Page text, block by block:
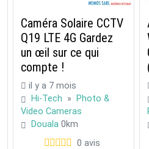
Caméra Solaire CCTV
Q19 LTE 4G Gardez
un œil sur ce qui
compte !
il y a 7 mois
Hi-Tech »
Photo &
Video Cameras
Douala 0km
0 avis